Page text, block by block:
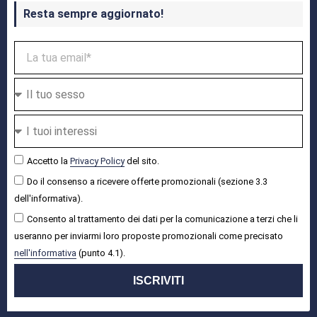
Resta sempre aggiornato!
Accetto la Privacy Policydel sito.
Do il consenso a ricevere offerte promozionali (sezione 3.3
dell'informativa).
Consento al trattamento dei dati per la comunicazione a terzi che li
useranno per inviarmi loro proposte promozionali come precisato
nell'informativa (punto 4.1).
ISCRIVITI